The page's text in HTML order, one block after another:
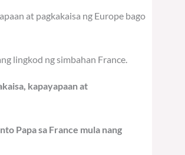
at pagkakaisa ng Europe bago
lingkod ng simbahan France.
kapayapaan at
Papa sa France mula nang